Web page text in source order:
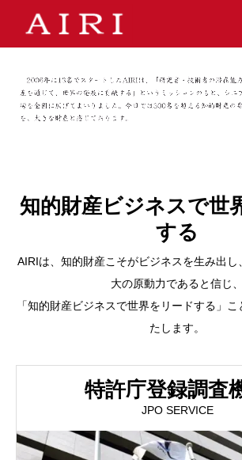
知的財産ビジネスで世
する
AIRIは、知的財産こそがビジネスを生み出
大の原動力であると信じ、
「知的財産ビジネスで世界をリードする」
たします。
特許庁登録調査
JPO SERVICE